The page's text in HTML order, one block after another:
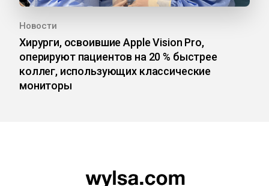
Новости
Хирурги, освоившие Apple Vision Pro,
оперируют пациентов на 20 % быстрее
коллег, использующих классические
мониторы